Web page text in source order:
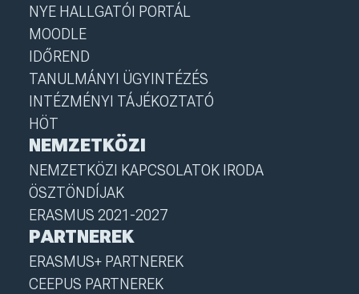
NYE HALLGATÓI PORTÁL
MOODLE
IDŐREND
TANULMÁNYI ÜGYINTÉZÉS
INTÉZMÉNYI TÁJÉKOZTATÓ
HÖT
NEMZETKÖZI
NEMZETKÖZI KAPCSOLATOK IRODA
ÖSZTÖNDÍJAK
ERASMUS 2021-2027
PARTNEREK
ERASMUS+ PARTNEREK
CEEPUS PARTNEREK